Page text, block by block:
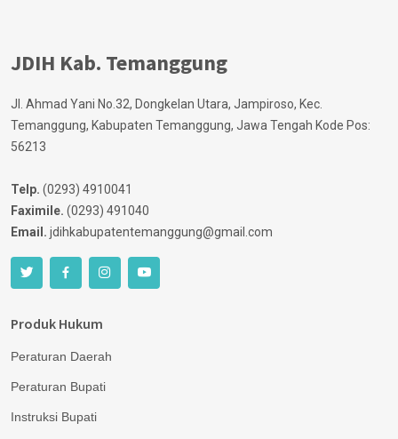
JDIH Kab. Temanggung
Jl. Ahmad Yani No.32, Dongkelan Utara, Jampiroso, Kec.
Temanggung, Kabupaten Temanggung, Jawa Tengah Kode Pos:
56213
Telp. (0293) 4910041
Faximile. (0293) 491040
Email. jdihkabupatentemanggung@gmail.com
Produk Hukum
Peraturan Daerah
Peraturan Bupati
Instruksi Bupati